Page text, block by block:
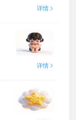
详情 >
详情 >